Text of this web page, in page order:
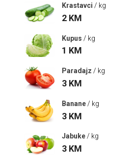
Krastavci / kg
2 KM
Kupus / kg
1 KM
Paradajz / kg
3 KM
Banane / kg
3 KM
Jabuke/ kg
3 KM